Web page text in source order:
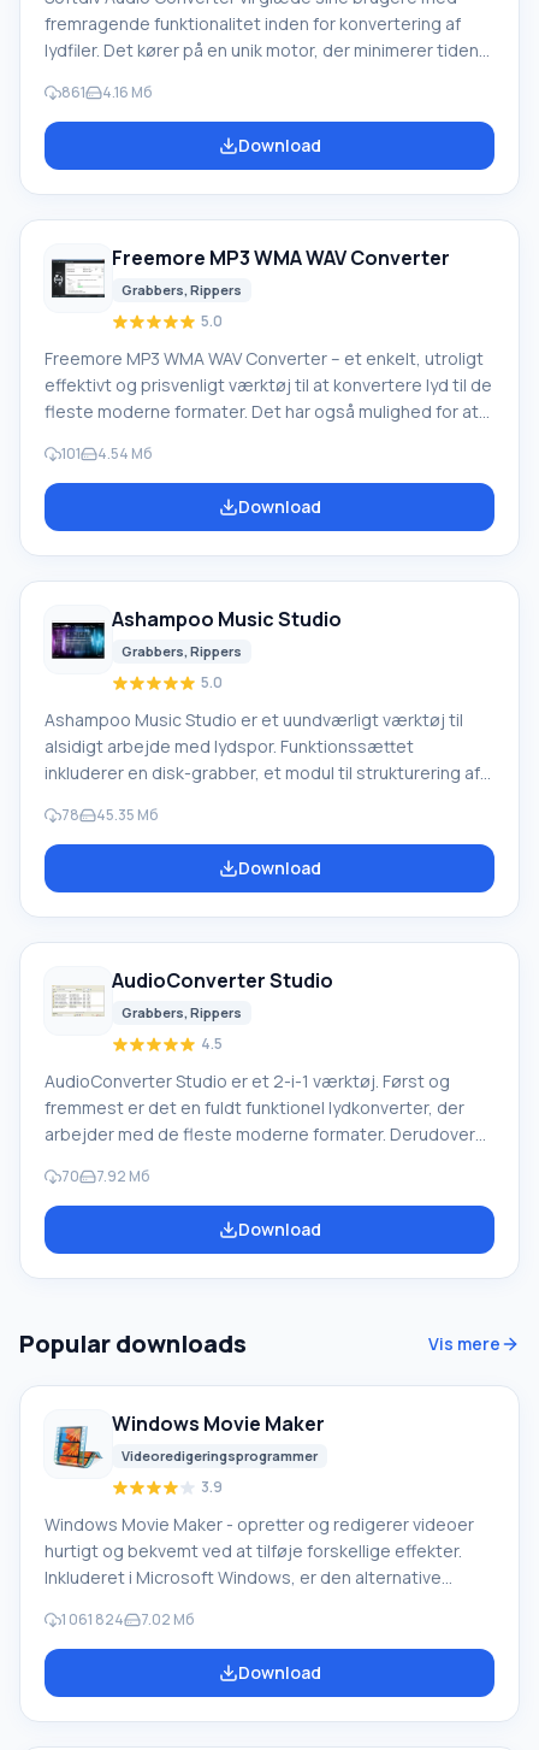
fremragende funktionalitet inden for konvertering af
lydfiler. Det kører på en unik motor, der minimerer tiden
kvalitetsniveauet maksimalt! Softdiv Audio Converter
tilbyder understøttelse af et stort antal af de mest
populære formater, en indbygget afspiller og
861 4.16 Мб
Download
Freemore MP3 WMA WAV Converter
Grabbers, Rippers
5.0
Freemore MP3 WMA WAV Converter – et enkelt, utroligt
effektivt og prisvenligt værktøj til at konvertere lyd til de
fleste moderne formater. Det har også mulighed for at
ikke kvalitet og kan med succes bruges til forskellige
formål i fremtiden. Dette program vil hjælpe dig med for
evigt at glemme problemet med uoverensstemmende
101 4.54 Мб
Download
Ashampoo Music Studio
Grabbers, Rippers
5.0
Ashampoo Music Studio er et uundværligt værktøj til
alsidigt arbejde med lydspor. Funktionssættet
inkluderer en disk-grabber, et modul til strukturering af
DVD, samt support til lydoptagelse, gendannelse af
beskadigede dokumenter og en editor. Selv en
nybegynder kan hurtigt og effektivt digitalisere, arkivere
78 45.35 Мб
Download
AudioConverter Studio
Grabbers, Rippers
4.5
AudioConverter Studio er et 2-i-1 værktøj. Først og
fremmest er det en fuldt funktionel lydkonverter, der
arbejder med de fleste moderne formater. Derudover
ydeevne og enestående kvalitet. Dette værktøj er
designet til uerfarne brugere, der hurtigt vil fuldføre en
opgave uden at dykke ned i detaljerne. Dette lettes af
70 7.92 Мб
Download
Popular downloads Vis mere
Windows Movie Maker
Videoredigeringsprogrammer
3.9
Windows Movie Maker - opretter og redigerer videoer
hurtigt og bekvemt ved at tilføje forskellige effekter.
Inkluderet i Microsoft Windows, er den alternative
Live-softwarepakke fra Microsoft. Funktioner i Windows
Movie Maker: Optag video fra forskellige kilder
(videokameraer, mobiltelefoner, digitale videokameraer,
1 061 824 7.02 Мб
Download